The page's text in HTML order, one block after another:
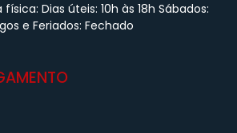
Dias úteis: 10h às 18h Sábados:
e Feriados: Fechado